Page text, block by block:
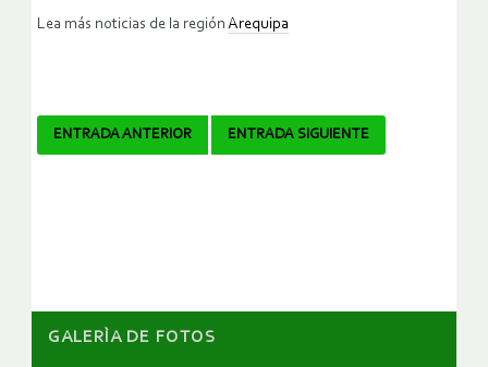
Lea más noticias de la región Arequipa
Navegador
ENTRADA ANTERIOR ENTRADA SIGUIENTE
GALERÌA DE FOTOS